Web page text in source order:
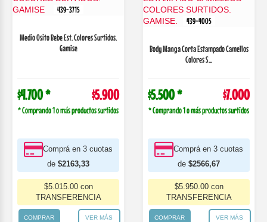
439-3715
Medio Osito Bebe Est. Colores Surtidos.
Gamise
$4.700 * $5.900
* Comprando 1 o más productos surtidos
Comprá en 3 cuotas
de $2163,33
$5.015.00 con
TRANSFERENCIA
COMPRAR VER MÁS
439-4005
Body Manga Corta Estampado Camellos
Colores S...
$5.500 * $7.000
* Comprando 1 o más productos surtidos
Comprá en 3 cuotas
de $2566,67
$5.950.00 con
TRANSFERENCIA
COMPRAR VER MÁS